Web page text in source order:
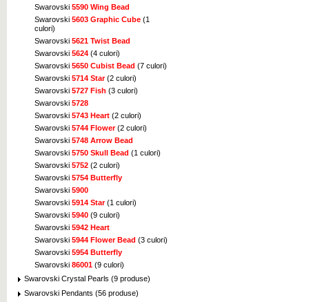
Swarovski 5590 Wing Bead
Swarovski 5603 Graphic Cube (1
culori)
Swarovski 5621 Twist Bead
Swarovski 5624 (4 culori)
Swarovski 5650 Cubist Bead (7 culori)
Swarovski 5714 Star(2 culori)
Swarovski 5727 Fish (3 culori)
Swarovski 5728
Swarovski 5743 Heart (2 culori)
Swarovski 5744 Flower(2 culori)
Swarovski 5748 Arrow Bead
Swarovski 5750 Skull Bead (1 culori)
Swarovski 5752 (2 culori)
Swarovski 5754 Butterfly
Swarovski 5900
Swarovski 5914 Star(1 culori)
Swarovski 5940 (9 culori)
Swarovski 5942 Heart
Swarovski 5944 Flower Bead (3 culori)
Swarovski 5954 Butterfly
Swarovski 86001 (9 culori)
Swarovski Crystal Pearls (9 produse)
Swarovski Pendants (56 produse)